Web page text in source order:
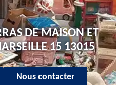
DE MAISON ET
15 13015
Nous contacter